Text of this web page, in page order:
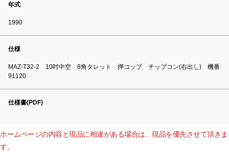
年式
1990
仕様
MAZ-T32-2 10吋中空 8角タレット 押コップ チップコン(右出し) 機番
91120
仕様書(PDF)
ホームページの内容と現品に相違がある場合は、現品を優先させて頂きま
す。